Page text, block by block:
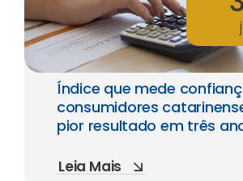
Índice que mede
consumidores
pior resultado em três
Leia Mais